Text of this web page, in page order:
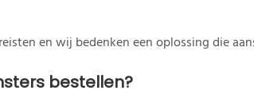
en wij bedenken een oplossing die
bestellen?